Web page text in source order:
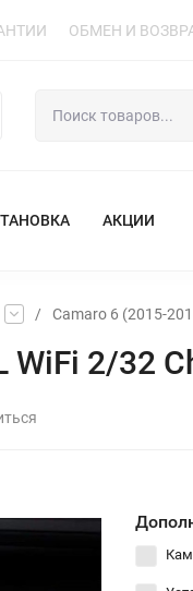
ОБМЕН И
АКЦИИ
/ Camaro 6 (2015-
2/32